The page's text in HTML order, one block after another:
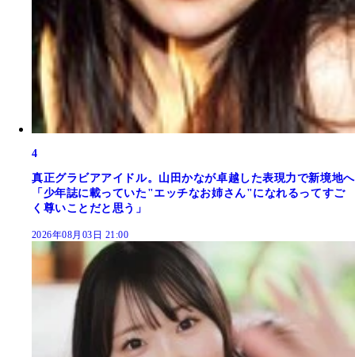
4
真正グラビアアイドル。山田かなが卓越した表現力で新境地へ
「少年誌に載っていた"エッチなお姉さん"になれるってすご
く尊いことだと思う」
2026年08月03日 21:00